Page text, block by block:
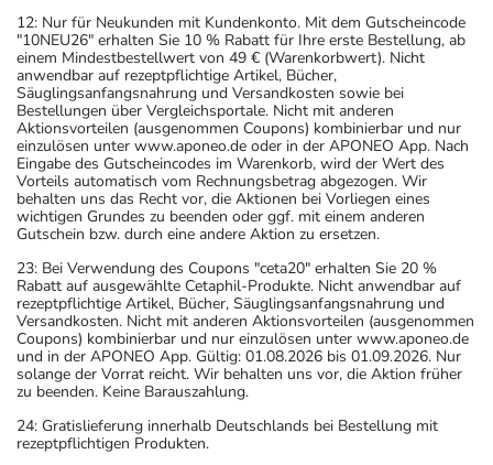
12: Nur für Neukunden mit Kundenkonto. Mit dem Gutscheincode
"10NEU26" erhalten Sie 10 % Rabatt für Ihre erste Bestellung, ab
einem Mindestbestellwert von 49 € (Warenkorbwert). Nicht
anwendbar auf rezeptpflichtige Artikel, Bücher,
Säuglingsanfangsnahrung und Versandkosten sowie bei
Bestellungen über Vergleichsportale. Nicht mit anderen
Aktionsvorteilen (ausgenommen Coupons) kombinierbar und nur
einzulösen unter www.aponeo.de oder in der APONEO App. Nach
Eingabe des Gutscheincodes im Warenkorb, wird der Wert des
Vorteils automatisch vom Rechnungsbetrag abgezogen. Wir
behalten uns das Recht vor, die Aktionen bei Vorliegen eines
wichtigen Grundes zu beenden oder ggf. mit einem anderen
Gutschein bzw. durch eine andere Aktion zu ersetzen.
23: Bei Verwendung des Coupons "ceta20" erhalten Sie 20 %
Rabatt auf ausgewählte Cetaphil-Produkte. Nicht anwendbar auf
rezeptpflichtige Artikel, Bücher, Säuglingsanfangsnahrung und
Versandkosten. Nicht mit anderen Aktionsvorteilen (ausgenommen
Coupons) kombinierbar und nur einzulösen unter www.aponeo.de
und in der APONEO App. Gültig: 01.08.2026 bis 01.09.2026. Nur
solange der Vorrat reicht. Wir behalten uns vor, die Aktion früher
zu beenden. Keine Barauszahlung.
24: Gratislieferung innerhalb Deutschlands bei Bestellung mit
rezeptpflichtigen Produkten.